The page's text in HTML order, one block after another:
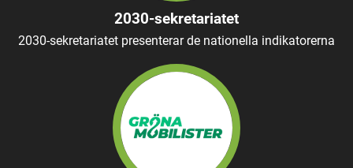
2030-sekretariatet
2030-sekretariatet presenterar de nationella indikatorerna